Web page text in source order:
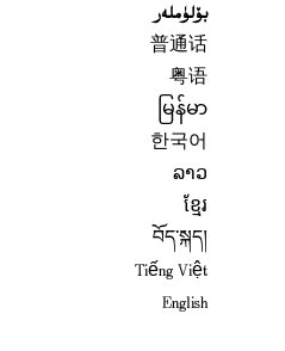
بۆلۈملەر
普通话
粤语
မြန်မာ
한국어
ລາວ
ខ្មែរ
བོད་སྐད།
Tiếng Việt
English